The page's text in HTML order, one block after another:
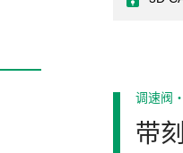
调速阀
带